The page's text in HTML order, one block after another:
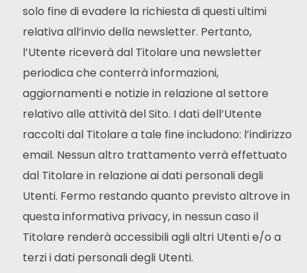
solo fine di evadere la richiesta di questi ultimi
relativa all’invio della newsletter. Pertanto,
l’Utente riceverà dal Titolare una newsletter
periodica che conterrà informazioni,
aggiornamenti e notizie in relazione al settore
relativo alle attività del Sito. I dati dell’Utente
raccolti dal Titolare a tale fine includono: l’indirizzo
email. Nessun altro trattamento verrà effettuato
dal Titolare in relazione ai dati personali degli
Utenti. Fermo restando quanto previsto altrove in
questa informativa privacy, in nessun caso il
Titolare renderà accessibili agli altri Utenti e/o a
terzi i dati personali degli Utenti.